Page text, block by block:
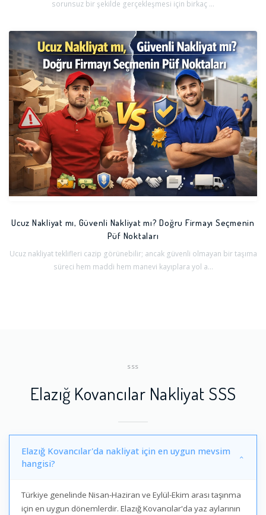
sorunsuz bir şekilde gerçekleşmesi için birkaç ...
Ucuz Nakliyat mı, Güvenli Nakliyat mı? Doğru Firmayı Seçmenin
Püf Noktaları
Ucuz nakliyat teklifleri cazip görünebilir; ancak güvenli olmayan bir taşıma
süreci hem maddi hem manevi kayıplara yol a...
SSS
Elazığ Kovancılar Nakliyat SSS
Elazığ Kovancılar'da nakliyat için en uygun mevsim
hangisi?
Türkiye genelinde Nisan-Haziran ve Eylül-Ekim arası taşınma
için en uygun dönemlerdir. Elazığ Kovancılar'da yaz aylarının